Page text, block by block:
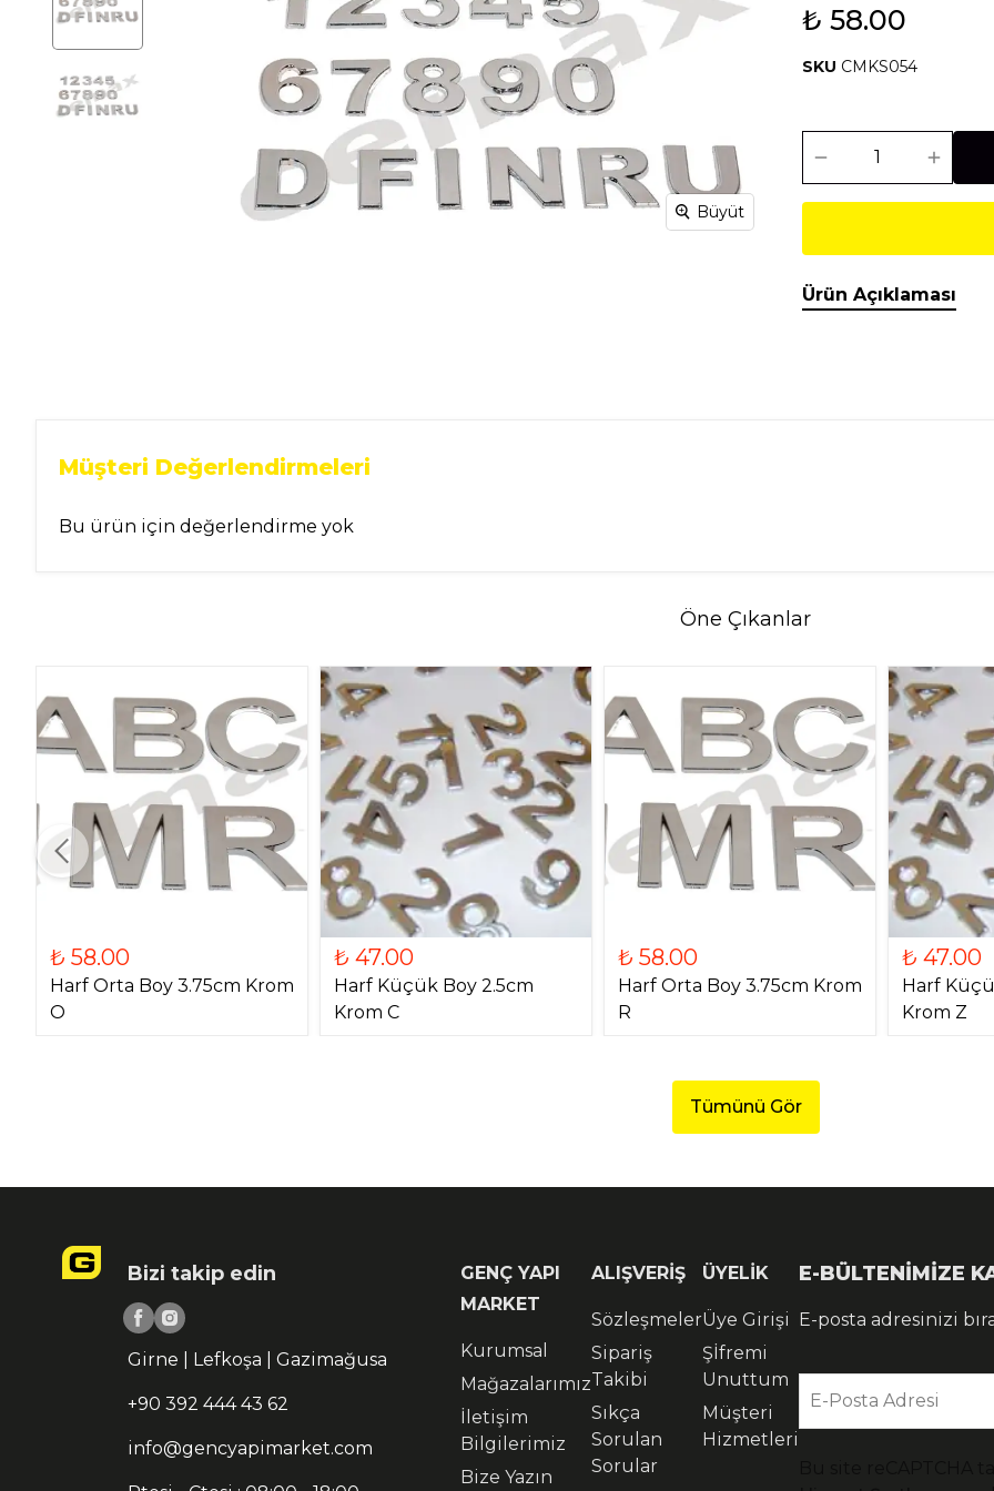
Ev Gereçleri
Hırdavat
Malzemeleri
Isıtma Soğutma Makineler
Seramik
Temel İnşaat
Malzemeleri
Tesisat
Malzemeleri
Büyüt
₺ 58.00
SKU CMKS054
Ürün Açıklaması
Müşteri Değerlendirmeleri
Bu ürün için değerlendirme yok
Öne Çıkanlar
₺ 58.00
Harf Orta Boy 3.75cm Krom
O
₺ 47.00
Harf Küçük Boy 2.5cm
Krom C
₺ 58.00
Harf Orta Boy 3.75cm Krom
R
₺ 47.00
Harf
Krom Z
Tümünü Gör
Bizi takip edin
Girne | Lefkoşa | Gazimağusa
+90 392 444 43 62
info@gencyapimarket.com
GENÇ YAPI
MARKET
Kurumsal
Mağazalarımız
İletişim
Bilgilerimiz
Bize Yazın
ALIŞVERİŞ
Sözleşmeler
Sipariş
Takibi
Sıkça
Sorulan
Sorular
ÜYELİK
Üye Girişi
Şİfremi
Unuttum
Müşteri
Hizmetleri
E-BÜLTENİMİZE
E-posta adresinizi
E-Posta Adresi